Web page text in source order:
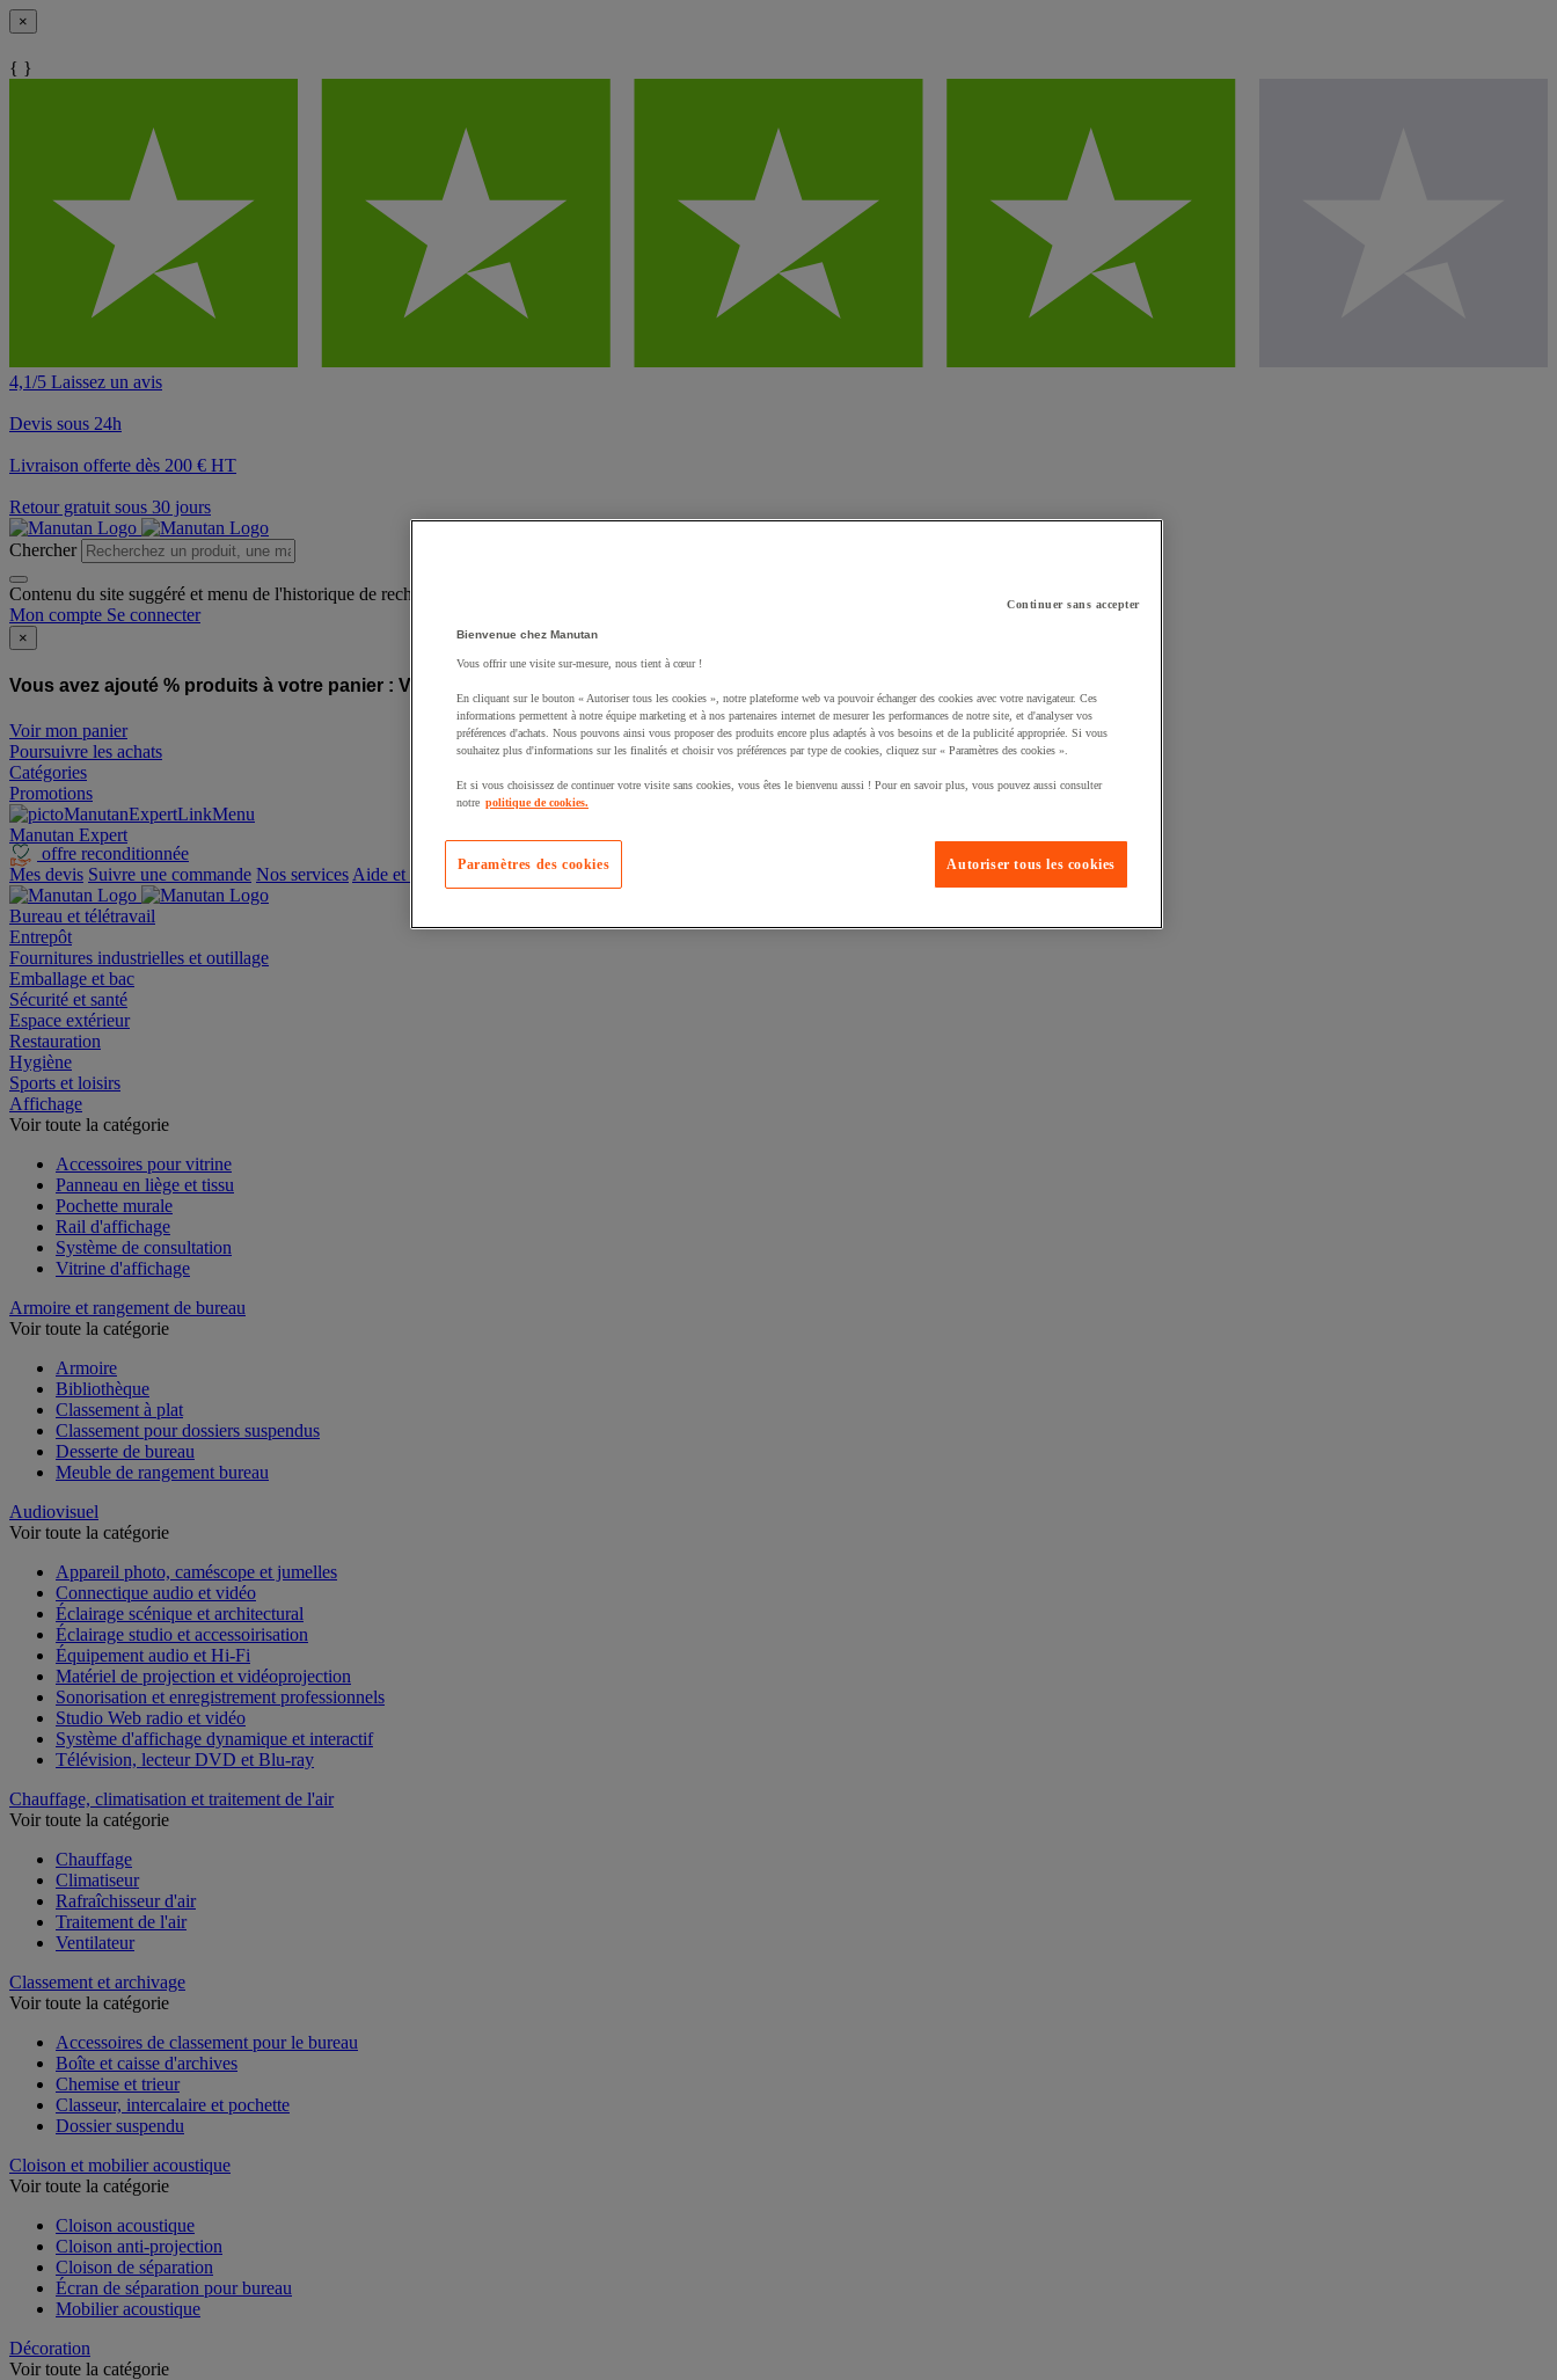
×
{ }
4,1/5 Laissez un avis
Devis sous 24h
Livraison offerte dès 200 € HT
Retour gratuit sous 30 jours
Chercher
Contenu du site suggéré et menu de l'historique de recherche
Mon compte Se connecter
×
Vous avez ajouté % produits à votre panier : Vous avez ajouté un produit à votre panier :
Voir mon panier
Poursuivre les achats
Catégories
Promotions
Manutan Expert
offre reconditionnée
Mes devis Suivre une commande Nos services Aide et contact
Bureau et télétravail
Entrepôt
Fournitures industrielles et outillage
Emballage et bac
Sécurité et santé
Espace extérieur
Restauration
Hygiène
Sports et loisirs
Affichage
Voir toute la catégorie
Accessoires pour vitrine
Panneau en liège et tissu
Pochette murale
Rail d'affichage
Système de consultation
Vitrine d'affichage
Armoire et rangement de bureau
Voir toute la catégorie
Armoire
Bibliothèque
Classement à plat
Classement pour dossiers suspendus
Desserte de bureau
Meuble de rangement bureau
Audiovisuel
Voir toute la catégorie
Appareil photo, caméscope et jumelles
Connectique audio et vidéo
Éclairage scénique et architectural
Éclairage studio et accessoirisation
Équipement audio et Hi-Fi
Matériel de projection et vidéoprojection
Sonorisation et enregistrement professionnels
Studio Web radio et vidéo
Système d'affichage dynamique et interactif
Télévision, lecteur DVD et Blu-ray
Chauffage, climatisation et traitement de l'air
Voir toute la catégorie
Chauffage
Climatiseur
Rafraîchisseur d'air
Traitement de l'air
Ventilateur
Classement et archivage
Voir toute la catégorie
Accessoires de classement pour le bureau
Boîte et caisse d'archives
Chemise et trieur
Classeur, intercalaire et pochette
Dossier suspendu
Cloison et mobilier acoustique
Voir toute la catégorie
Cloison acoustique
Cloison anti-projection
Cloison de séparation
Écran de séparation pour bureau
Mobilier acoustique
Décoration
Voir toute la catégorie
Continuer sans accepter
Bienvenue chez Manutan
Vous offrir une visite sur-mesure, nous tient à cœur !
En cliquant sur le bouton « Autoriser tous les cookies », notre plateforme web va pouvoir échanger des cookies avec votre navigateur. Ces
informations permettent à notre équipe marketing et à nos partenaires internet de mesurer les performances de notre site, et d'analyser vos
préférences d'achats. Nous pouvons ainsi vous proposer des produits encore plus adaptés à vos besoins et de la publicité appropriée. Si vous
souhaitez plus d'informations sur les finalités et choisir vos préférences par type de cookies, cliquez sur « Paramètres des cookies ».
Et si vous choisissez de continuer votre visite sans cookies, vous êtes le bienvenu aussi ! Pour en savoir plus, vous pouvez aussi consulter
notre politique de cookies.
Autoriser tous les cookies
Paramètres des cookies